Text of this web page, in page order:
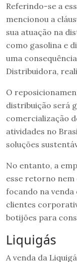
Referindo-se a
mencionou a
sua atuação na
como gasolina e
uma
Distribuidora,
O
distribuição será
comercialização
atividades no
soluções
No entanto, a
esse retorno nem
focando na
clientes
botijões para
Liquigás
A venda da